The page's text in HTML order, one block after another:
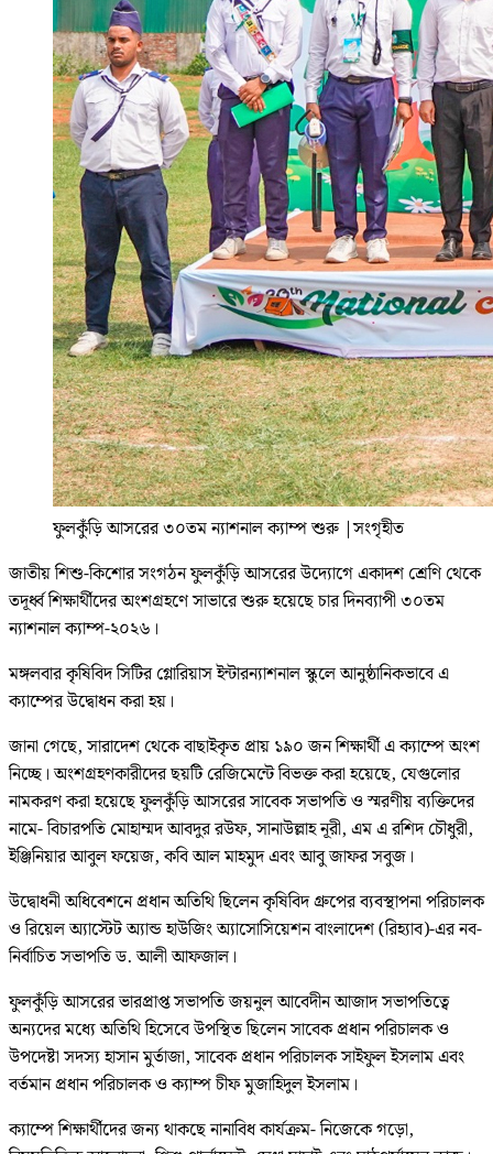
ফুলকুঁড়ি আসরের ৩০তম ন্যাশনাল ক্যাম্প শুরু |সংগৃহীত
জাতীয় শিশু-কিশোর সংগঠন ফুলকুঁড়ি আসরের উদ্যোগে একাদশ শ্রেণি থেকে
তদূর্ধ্ব শিক্ষার্থীদের অংশগ্রহণে সাভারে শুরু হয়েছে চার দিনব্যাপী ৩০তম
ন্যাশনাল ক্যাম্প-২০২৬।
মঙ্গলবার কৃষিবিদ সিটির গ্লোরিয়াস ইন্টারন্যাশনাল স্কুলে আনুষ্ঠানিকভাবে এ
ক্যাম্পের উদ্বোধন করা হয়।
জানা গেছে, সারাদেশ থেকে বাছাইকৃত প্রায় ১৯০ জন শিক্ষার্থী এ ক্যাম্পে অংশ
নিচ্ছে। অংশগ্রহণকারীদের ছয়টি রেজিমেন্টে বিভক্ত করা হয়েছে, যেগুলোর
নামকরণ করা হয়েছে ফুলকুঁড়ি আসরের সাবেক সভাপতি ও স্মরণীয় ব্যক্তিদের
নামে- বিচারপতি মোহাম্মদ আবদুর রউফ, সানাউল্লাহ নূরী, এম এ রশিদ চৌধুরী,
ইঞ্জিনিয়ার আবুল ফয়েজ, কবি আল মাহমুদ এবং আবু জাফর সবুজ।
উদ্বোধনী অধিবেশনে প্রধান অতিথি ছিলেন কৃষিবিদ গ্রুপের ব্যবস্থাপনা পরিচালক
ও রিয়েল অ্যাস্টেট অ্যান্ড হাউজিং অ্যাসোসিয়েশন বাংলাদেশ (রিহ্যাব)-এর নব-
নির্বাচিত সভাপতি ড. আলী আফজাল।
ফুলকুঁড়ি আসরের ভারপ্রাপ্ত সভাপতি জয়নুল আবেদীন আজাদ সভাপতিত্বে
অন্যদের মধ্যে অতিথি হিসেবে উপস্থিত ছিলেন সাবেক প্রধান পরিচালক ও
উপদেষ্টা সদস্য হাসান মুর্তাজা, সাবেক প্রধান পরিচালক সাইফুল ইসলাম এবং
বর্তমান প্রধান পরিচালক ও ক্যাম্প চীফ মুজাহিদুল ইসলাম।
ক্যাম্পে শিক্ষার্থীদের জন্য থাকছে নানাবিধ কার্যক্রম- নিজেকে গড়ো,